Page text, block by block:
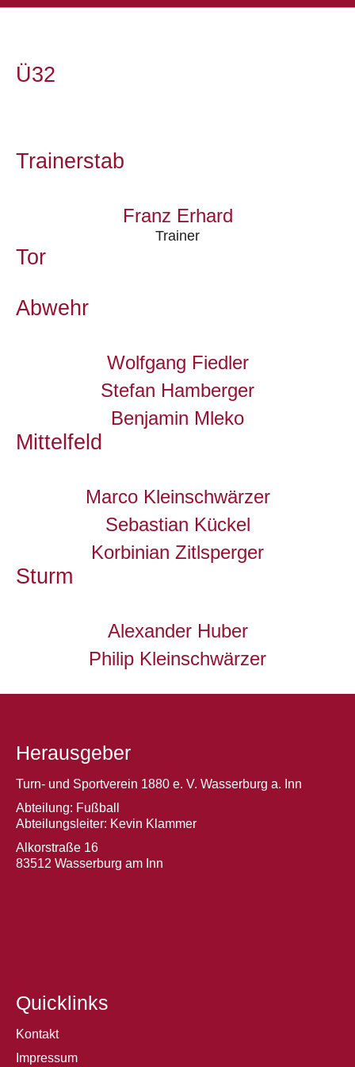
Ü32
Trainerstab
Franz Erhard
Trainer
Tor
Abwehr
Wolfgang Fiedler
Stefan Hamberger
Benjamin Mleko
Mittelfeld
Marco Kleinschwärzer
Sebastian Kückel
Korbinian Zitlsperger
Sturm
Alexander Huber
Philip Kleinschwärzer
Herausgeber
Turn- und Sportverein 1880 e. V. Wasserburg a. Inn
Abteilung: Fußball
Abteilungsleiter: Kevin Klammer
Alkorstraße 16
83512 Wasserburg am Inn
Quicklinks
Kontakt
Impressum